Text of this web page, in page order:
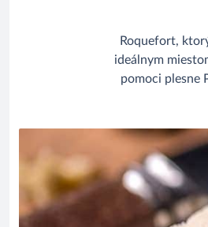
Roquefort,
ideálnym
pomoci plesne